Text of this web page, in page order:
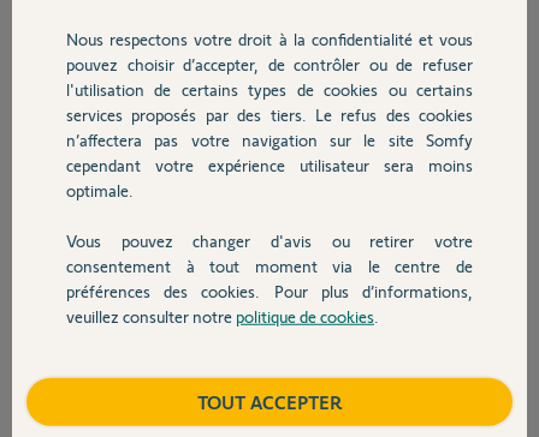
Chauffage
Autres produits
Devis avec un pro
Contact
Réponses
Bonjour,
Vous aurez une réponse d'un Yellow semaine prochaine sur ce post.
Sylvain C. il y a presque 8 ans
Il faudra remplir le formulaire au lien ci-dessous :
Résiliation / désactivation box domotique.
Nous respectons votre droit à la confidentialité et vous
pouvez choisir d’accepter, de contrôler ou de refuser
l'utilisation de certains types de cookies ou certains
services proposés par des tiers. Le refus des cookies
n’affectera pas votre navigation sur le site Somfy
cependant votre expérience utilisateur sera moins
optimale.
Vous pouvez changer d'avis ou retirer votre
consentement à tout moment via le centre de
préférences des cookies. Pour plus d’informations,
veuillez consulter notre politique de cookies
TOUT ACCEPTER